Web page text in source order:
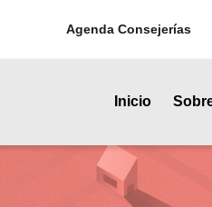
Agenda Consejerías
Inicio